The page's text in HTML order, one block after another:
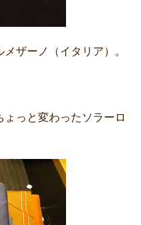
ザーノ（イタリア）。
っと変わったソラーロ